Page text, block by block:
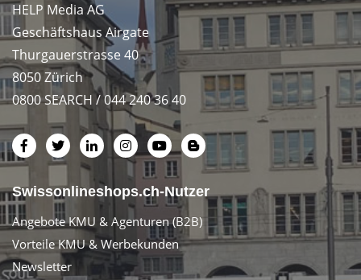
HELP Media AG
Geschäftshaus Airgate
Thurgauerstrasse 40
8050 Zürich
0800 SEARCH / 044 240 36 40
Swissonlineshops.ch-Nutzer
Angebote KMU & Agenturen (B2B)
Vorteile KMU & Werbekunden
Newsletter